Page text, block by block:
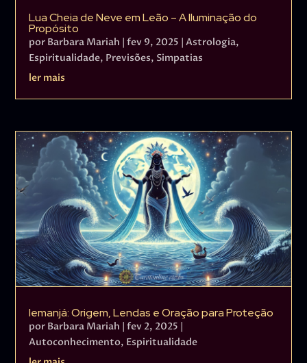
Lua Cheia de Neve em Leão – A Iluminação do
Propósito
por Barbara Mariah |fev 9, 2025 |Astrologia,
Espiritualidade, Previsões, Simpatias
ler mais
Iemanjá: Origem, Lendas e Oração para Proteção
por Barbara Mariah |fev 2, 2025 |
Autoconhecimento, Espiritualidade